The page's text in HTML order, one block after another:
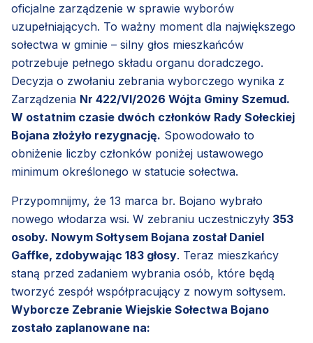
oficjalne zarządzenie w sprawie wyborów
uzupełniających. To ważny moment dla największego
sołectwa w gminie – silny głos mieszkańców
potrzebuje pełnego składu organu doradczego.
Decyzja o zwołaniu zebrania wyborczego wynika z
Zarządzenia Nr 422/VI/2026 Wójta Gminy Szemud.
W ostatnim czasie dwóch członków Rady Sołeckiej
Bojana złożyło rezygnację. Spowodowało to
obniżenie liczby członków poniżej ustawowego
minimum określonego w statucie sołectwa.
Przypomnijmy, że 13 marca br. Bojano wybrało
nowego włodarza wsi. W zebraniu uczestniczyły 353
osoby. Nowym Sołtysem Bojana został Daniel
Gaffke, zdobywając 183 głosy. Teraz mieszkańcy
staną przed zadaniem wybrania osób, które będą
tworzyć zespół współpracujący z nowym sołtysem.
Wyborcze Zebranie Wiejskie Sołectwa Bojano
zostało zaplanowane na: